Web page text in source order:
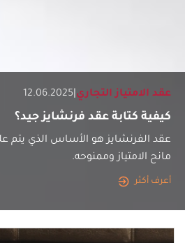
عقد الامتياز التجاري 12.06.2025
كيفية كتابة عقد فرنشايز جيد؟
عقد الفرنشايز هو الأساس الذي يتم
مانح الامتياز وممنوحه.
أعرف أكثر